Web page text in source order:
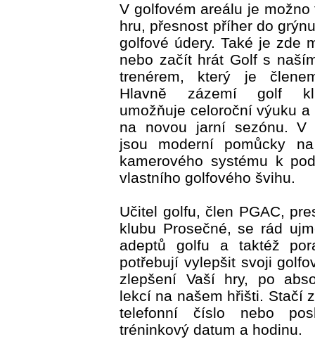
V golfovém areálu je
hru, přesnost příher do
golfové údery. Také je zde
nebo začít hrát Golf s
trenérem, který je
Hlavně zázemí golf
umožňuje celoroční výuku
na novou jarní sezónu. V
jsou moderní pomůcky
kamerového systému k
vlastního golfového švihu.
Učitel golfu, člen PGAC,
klubu Prosečné, se rád
adeptů golfu a taktéž
potřebují vylepšit svoji
zlepšení Vaší hry, po
lekcí na našem hřišti. Stačí
telefonní číslo nebo
tréninkový datum a hodinu.